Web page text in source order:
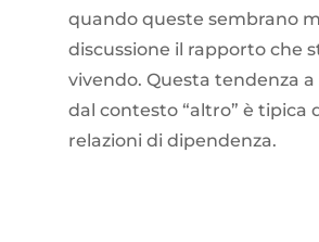
quando queste sembrano
discussione il rapporto che
vivendo. Questa tendenza a
dal contesto “altro” è tipica
relazioni di dipendenza.